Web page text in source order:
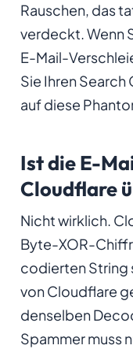
Rauschen, das
verdeckt. Wenn
E-Mail-
Sie Ihren
auf diese
Ist die E-
Cloudflare
Nicht wirklich.
Byte-XOR-
codierten String
von Cloudflare
denselben
Spammer muss